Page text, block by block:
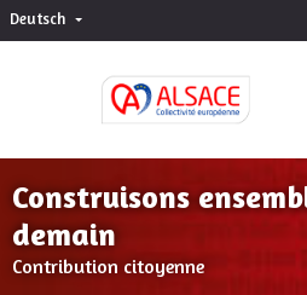
Deutsch Choisir la langue
Construisons
demain
Contribution citoyenne